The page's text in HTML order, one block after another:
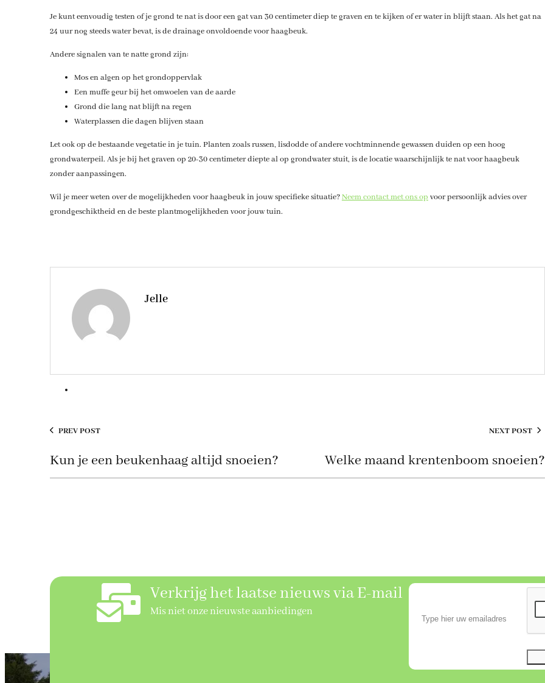
Je kunt eenvoudig testen of je grond te nat is door een gat van 30 centimeter diep te graven en te kijken of er water in blijft staan. Als het gat na
24 uur nog steeds water bevat, is de drainage onvoldoende voor haagbeuk.
Andere signalen van te natte grond zijn:
Mos en algen op het grondoppervlak
Een muffe geur bij het omwoelen van de aarde
Grond die lang nat blijft na regen
Waterplassen die dagen blijven staan
Let ook op de bestaande vegetatie in je tuin. Planten zoals russen, lisdodde of andere vochtminnende gewassen duiden op een hoog
grondwaterpeil. Als je bij het graven op 20-30 centimeter diepte al op grondwater stuit, is de locatie waarschijnlijk te nat voor haagbeuk
zonder aanpassingen.
Wil je meer weten over de mogelijkheden voor haagbeuk in jouw specifieke situatie?Neem contact met ons op voor persoonlijk advies over
grondgeschiktheid en de beste plantmogelijkheden voor jouw tuin.
Jelle
PREV POST
Kun je een beukenhaag altijd snoeien?
NEXT POST
Welke maand krentenboom snoeien?
Verkrijg het laatse nieuws via E-mail
Mis niet onze nieuwste aanbiedingen